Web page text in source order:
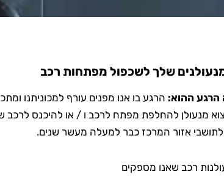
שלך לשכפול מפתחות רכב
הרגע ההוא: הרגע בו אנו מפנים עורף למכוניתנו
מנעולן להחלפת מפתח לרכב ו / או להיכנס
לתושבי אזור המרכז כבר למעלה מעשר שנים.
רכב שאנו מספקים